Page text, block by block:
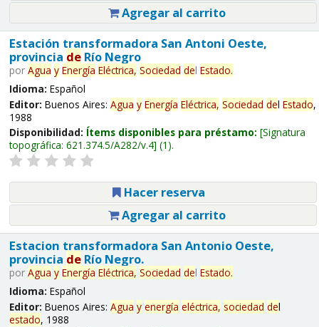
Agregar al carrito
Estación transformadora San Antoni Oeste,
provincia deRío Negro
por Agua y Energía Eléctrica, Sociedad del Estado.
Idioma: Español
Editor: Buenos Aires: Agua y Energía Eléctrica, Sociedad del Estado,
1988
Disponibilidad: Ítems disponibles para préstamo: Signatura
topográfica: 621.374.5/A282/v.4 (1).
Hacer reserva
Agregar al carrito
Estacion transformadora San Antonio Oeste,
provincia deRío Negro.
por Agua y Energía Eléctrica, Sociedad del Estado.
Idioma: Español
Editor: Buenos Aires: Agua y energía eléctrica, sociedad del
estado, 1988